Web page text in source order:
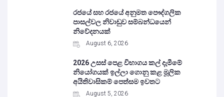
රජයේ සහ රජයේ අනුමත පෞද්ගලික
පාසල්වල නිවාඩුව සම්බන්ධයෙන්
නිවේදනයක්
August 6, 2026
2026 උසස් පෙළ විභාගය කල් දැමීමේ
නියෝගයක් ඉල්ලා ගොනු කළ මූලික
අයිතිවාසිකම් පෙත්සම ඉවතට
August 5, 2026